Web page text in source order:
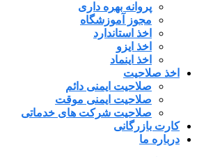
پروانه بهره داری
مجوز آموزشگاه
اخذ استاندارد
اخذ ایزو
اخذ اینماد
اخذ صلاحیت
صلاحیت ایمنی دائم
صلاحیت ایمنی موقت
صلاحیت شرکت های خدماتی
کارت بازرگانی
درباره ما